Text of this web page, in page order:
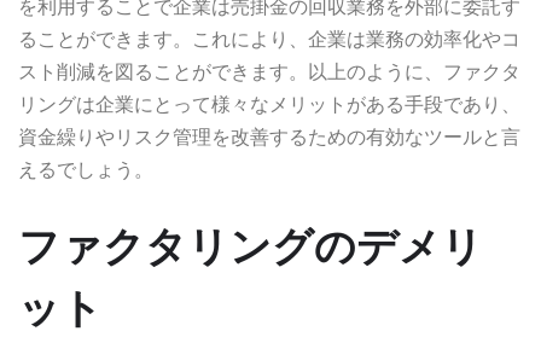
を利用することで企業は売掛金の回収業務を外部に委託す
ることができます。これにより、企業は業務の効率化やコ
スト削減を図ることができます。以上のように、ファクタ
リングは企業にとって様々なメリットがある手段であり、
資金繰りやリスク管理を改善するための有効なツールと言
えるでしょう。
ファクタリングのデメリ
ット